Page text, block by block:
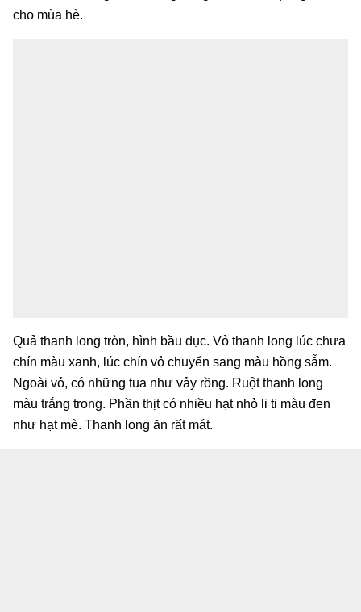
cho mùa hè.
Quả thanh long tròn, hình bầu dục. Vỏ thanh long lúc chưa
chín màu xanh, lúc chín vỏ chuyển sang màu hồng sẫm.
Ngoài vỏ, có những tua như vảy rồng. Ruột thanh long
màu trắng trong. Phần thịt có nhiều hạt nhỏ li ti màu đen
như hạt mè. Thanh long ăn rất mát.